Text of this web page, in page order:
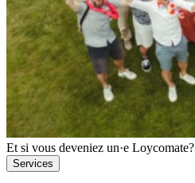
Et si vous deveniez un·e Loycomate?
Services